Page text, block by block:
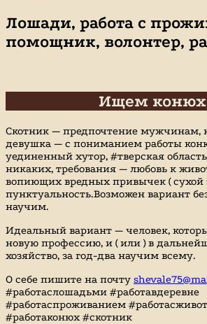
Лошади, работа с
помощник, волонтер,
Ищем
Скотник — предпочтение мужчинам,
девушка — с пониманием работы
уединенный хутор, #тверская
никаких, требования — любовь к
вопиющих вредных привычек ( сухой
пунктуальность.Возможен вариант
научим.
Идеальный вариант — человек,
новую профессию, и ( или ) в
хозяйство, за год-два научим всему.
О себе пишите на почту
#работаслошадьми #работавдеревне
#работаспроживанием
#работаконюх #скотник